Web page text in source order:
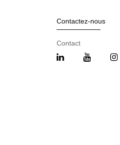
Contactez-nous
Contact